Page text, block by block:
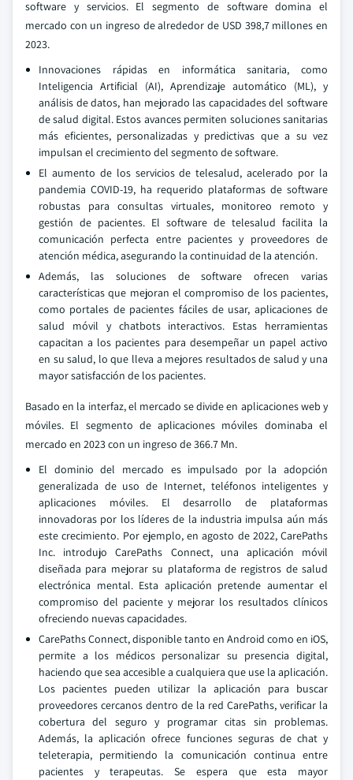
software y servicios. El segmento de software domina el
mercado con un ingreso de alrededor de USD 398,7 millones en
2023.
Innovaciones rápidas en informática sanitaria, como
Inteligencia Artificial (AI), Aprendizaje automático (ML), y
análisis de datos, han mejorado las capacidades del software
de salud digital. Estos avances permiten soluciones sanitarias
más eficientes, personalizadas y predictivas que a su vez
impulsan el crecimiento del segmento de software.
El aumento de los servicios de telesalud, acelerado por la
pandemia COVID-19, ha requerido plataformas de software
robustas para consultas virtuales, monitoreo remoto y
gestión de pacientes. El software de telesalud facilita la
comunicación perfecta entre pacientes y proveedores de
atención médica, asegurando la continuidad de la atención.
Además, las soluciones de software ofrecen varias
características que mejoran el compromiso de los pacientes,
como portales de pacientes fáciles de usar, aplicaciones de
salud móvil y chatbots interactivos. Estas herramientas
capacitan a los pacientes para desempeñar un papel activo
en su salud, lo que lleva a mejores resultados de salud y una
mayor satisfacción de los pacientes.
Basado en la interfaz, el mercado se divide en aplicaciones web y
móviles. El segmento de aplicaciones móviles dominaba el
mercado en 2023 con un ingreso de 366.7 Mn.
El dominio del mercado es impulsado por la adopción
generalizada de uso de Internet, teléfonos inteligentes y
aplicaciones móviles. El desarrollo de plataformas
innovadoras por los líderes de la industria impulsa aún más
este crecimiento. Por ejemplo, en agosto de 2022, CarePaths
Inc. introdujo CarePaths Connect, una aplicación móvil
diseñada para mejorar su plataforma de registros de salud
electrónica mental. Esta aplicación pretende aumentar el
compromiso del paciente y mejorar los resultados clínicos
ofreciendo nuevas capacidades.
CarePaths Connect, disponible tanto en Android como en iOS,
permite a los médicos personalizar su presencia digital,
haciendo que sea accesible a cualquiera que use la aplicación.
Los pacientes pueden utilizar la aplicación para buscar
proveedores cercanos dentro de la red CarePaths, verificar la
cobertura del seguro y programar citas sin problemas.
Además, la aplicación ofrece funciones seguras de chat y
teleterapia, permitiendo la comunicación continua entre
pacientes y terapeutas. Se espera que esta mayor